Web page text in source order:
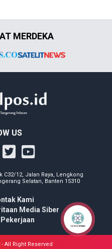
MERDEKA
US
C32/12, Jalan Raya, Lengkong
Selatan, Banten 15310
Kami
Media Siber
All Right Reserved